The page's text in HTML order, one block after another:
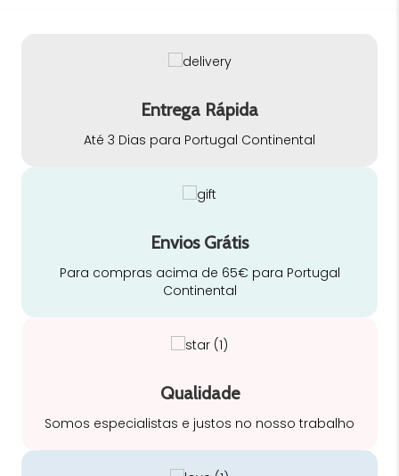
Entrega Rápida
Até 3 Dias para Portugal Continental
Envios Grátis
Para compras acima de 65€ para Portugal
Continental
Qualidade
Somos especialistas e justos no nosso trabalho